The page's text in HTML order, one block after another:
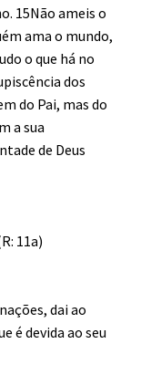
15Não ameis o
ama o mundo,
o que há no
dos
do Pai, mas do
a sua
de Deus
11a)
dai ao
é devida ao seu